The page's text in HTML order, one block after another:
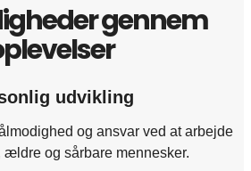
gennem
udvikling
og ansvar ved at arbejde
og sårbare mennesker.